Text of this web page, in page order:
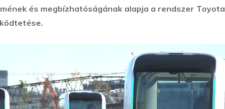
és megbízhatóságának alapja a rendszer Toyota